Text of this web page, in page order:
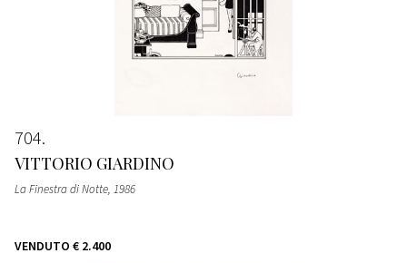
704
VITTORIO GIARDINO
La Finestra di Notte, 1986
VENDUTO € 2.400